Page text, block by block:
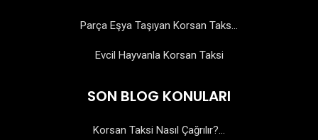
Parça Eşya Taşıyan Korsan Taks...
Evcil Hayvanla Korsan Taksi
SON BLOG KONULARI
Korsan Taksi Nasıl Çağrılır?...